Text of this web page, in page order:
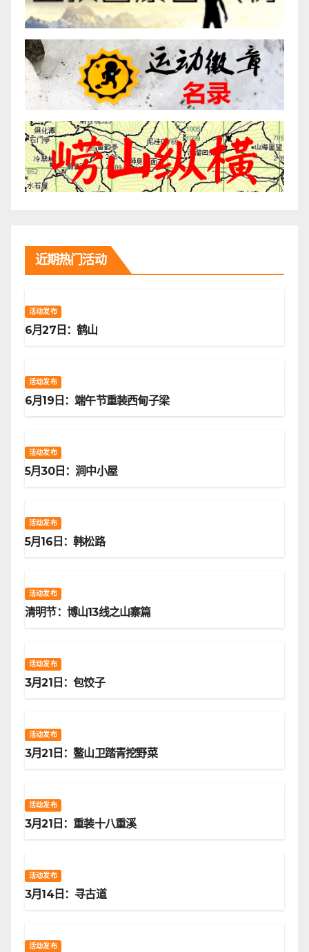
近期热门活动
活动发布
6月27日：鹤山
活动发布
6月19日：端午节重装西甸子梁
活动发布
5月30日：涧中小屋
活动发布
5月16日：韩松路
活动发布
清明节：博山13线之山寨篇
活动发布
3月21日：包饺子
活动发布
3月21日：鳌山卫踏青挖野菜
活动发布
3月21日：重装十八重溪
活动发布
3月14日：寻古道
活动发布